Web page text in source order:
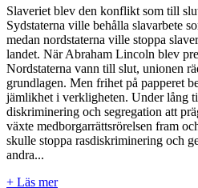
Slaveriet blev den konflikt som till
Sydstaterna ville behålla slavarbete
medan nordstaterna ville stoppa
landet. När Abraham Lincoln blev
Nordstaterna vann till slut, unionen
grundlagen. Men frihet på papperet
jämlikhet i verkligheten. Under lång
diskriminering och segregation att
växte medborgarrättsrörelsen fram
skulle stoppa rasdiskriminering och
andra...
+ Läs mer